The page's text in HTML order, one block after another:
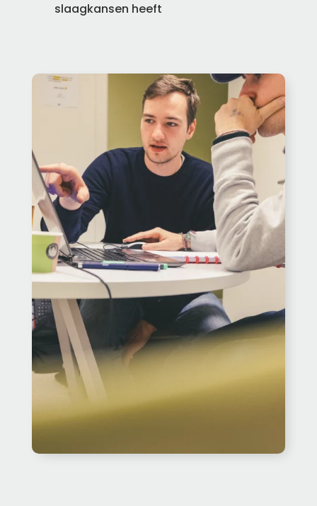
slaagkansen heeft